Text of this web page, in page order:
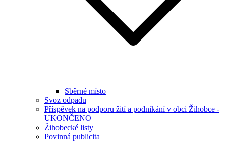
Sběrné místo
Svoz odpadu
Příspěvek na podporu žití a podnikání v obci Žihobce -
UKONČENO
Žihobecké listy
Povinná publicita